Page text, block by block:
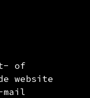
of
website